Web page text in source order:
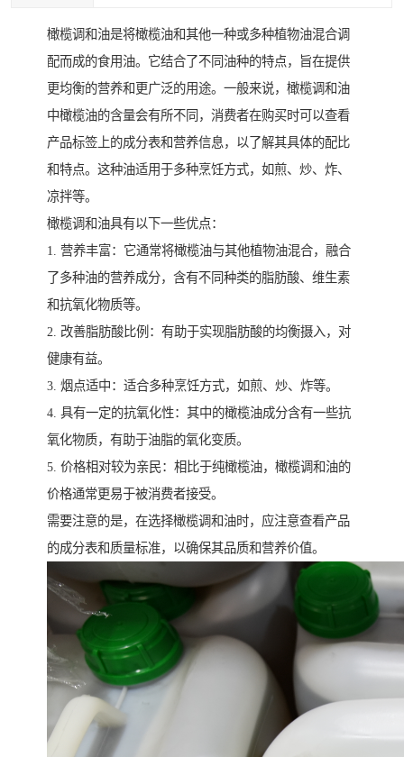
橄榄调和油是将橄榄油和其他一种或多种植物油混合调
配而成的食用油。它结合了不同油种的特点，旨在提供
更均衡的营养和更广泛的用途。一般来说，橄榄调和油
中橄榄油的含量会有所不同，消费者在购买时可以查看
产品标签上的成分表和营养信息，以了解其具体的配比
和特点。这种油适用于多种烹饪方式，如煎、炒、炸、
凉拌等。
橄榄调和油具有以下一些优点：
1. 营养丰富：它通常将橄榄油与其他植物油混合，融合
了多种油的营养成分，含有不同种类的脂肪酸、维生素
和抗氧化物质等。
2. 改善脂肪酸比例：有助于实现脂肪酸的均衡摄入，对
健康有益。
3. 烟点适中：适合多种烹饪方式，如煎、炒、炸等。
4. 具有一定的抗氧化性：其中的橄榄油成分含有一些抗
氧化物质，有助于油脂的氧化变质。
5. 价格相对较为亲民：相比于纯橄榄油，橄榄调和油的
价格通常更易于被消费者接受。
需要注意的是，在选择橄榄调和油时，应注意查看产品
的成分表和质量标准，以确保其品质和营养价值。